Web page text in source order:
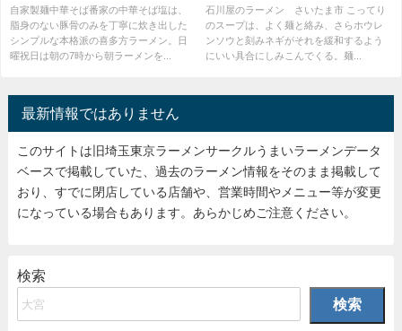
谷駅徒歩3分
自家製麺中華そば番家の中華そば塩は、
脂身のない豚骨のみを丁寧に炊き出した
シンプルな本格派の喜多方ラーメン。日
曜祝日は朝の7時から朝ラーメンを...
石川屋のラーメン さいたま市 こってり
のスープは、よく麺と絡み、さらホウレ
ンソウと刻みネギがそれを緩和するよう
にいい具合にしみこんでくる。麺...
最新情報ではありません
このサイトは旧埼玉東京ラーメンサークルうまいラーメンデータ
ベースで掲載していた、過去のラーメン情報をそのまま掲載して
おり、すでに閉店している店舗や、営業時間やメニュー等が変更
になっている場合もあります。あらかじめご注意ください。
検索
検索